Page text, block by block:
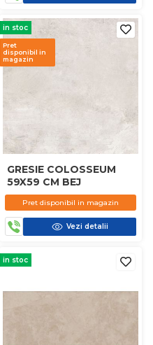
in stoc
Pret
disponibil in
magazin
GRESIE COLOSSEUM
59X59 CM BEJ
Pret disponibil in magazin
Vezi detalii
in stoc